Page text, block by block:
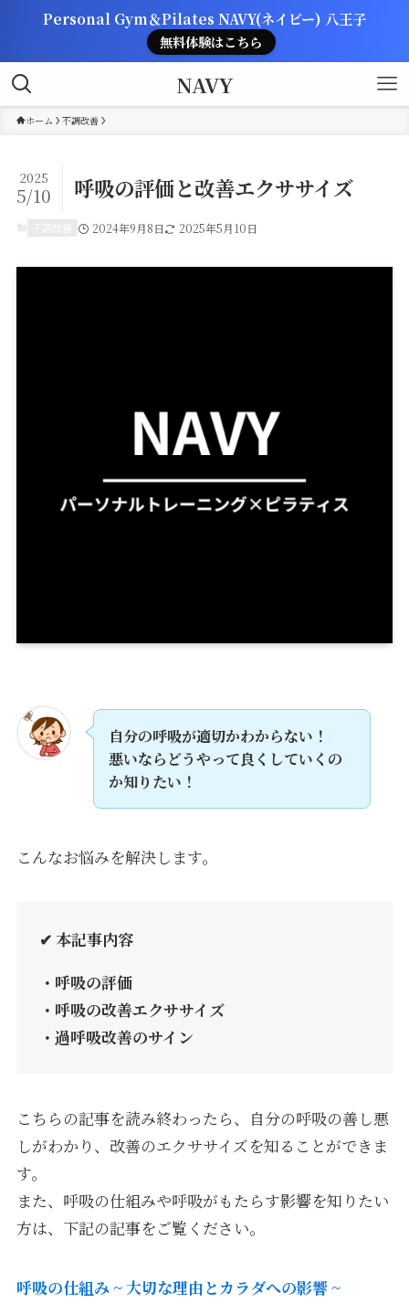
Personal Gym＆Pilates NAVY(ネイビー) 八王子
無料体験はこちら
NAVY
ホーム 不調改善
呼吸の評価と改善エクササイズ
2025
5/10
2024年9月8日 2025年5月10日
自分の呼吸が適切かわからない！
悪いならどうやって良くしていくの
か知りたい！
こんなお悩みを解決します。
✔ 本記事内容
・呼吸の評価
・呼吸の改善エクササイズ
・過呼吸改善のサイン
こちらの記事を読み終わったら、自分の呼吸の善し悪
しがわかり、改善のエクササイズを知ることができま
す。
また、呼吸の仕組みや呼吸がもたらす影響を知りたい
方は、下記の記事をご覧ください。
呼吸の仕組み ~ 大切な理由とカラダへの影響 ~